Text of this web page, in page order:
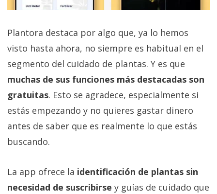
Plantora destaca por algo que, ya lo hemos
visto hasta ahora, no siempre es habitual en el
segmento del cuidado de plantas. Y es que
muchas de sus funciones más destacadas son
gratuitas. Esto se agradece, especialmente si
estás empezando y no quieres gastar dinero
antes de saber que es realmente lo que estás
buscando.
La app ofrece la identificación de plantas sin
necesidad de suscribirse y guías de cuidado que